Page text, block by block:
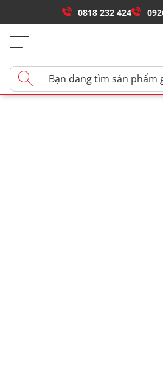
0818 232 424